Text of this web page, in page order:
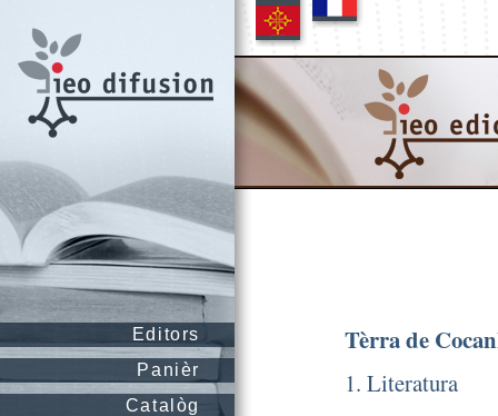
Editors
Panièr
Catalòg
Tèrra de
1. Literatura